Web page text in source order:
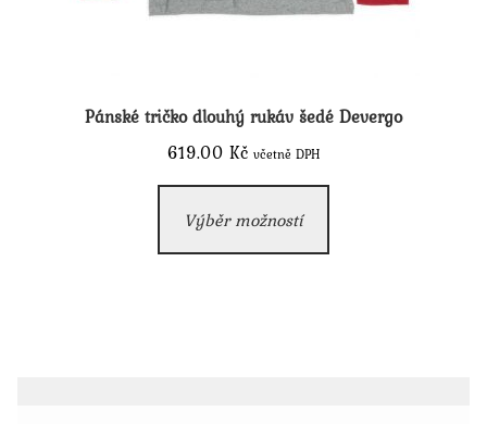
Pánské tričko dlouhý rukáv šedé Devergo
619.00 Kč včetně DPH
Výběr možností
má